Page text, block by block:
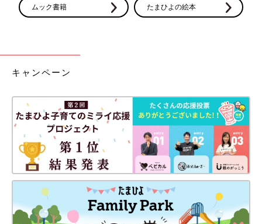
ムック書籍 たまひよの絵本
キャンペーン